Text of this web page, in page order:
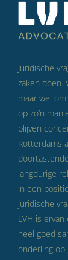
Juridische
zaken doen.
maar wel
op zo’n
blijven
Rotterdams
langdurige
in een
juridische
LVH is
heel goed
onderling